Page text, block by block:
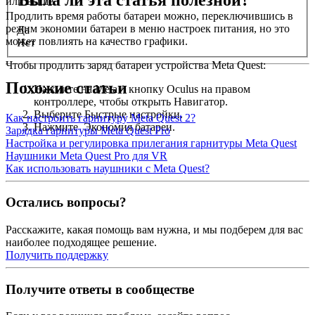
Продлить время работы батареи можно, переключившись в
режим экономии батареи в меню настроек питания, но это
может повлиять на качество графики.
Чтобы продлить заряд батареи устройства Meta Quest:
Нажмите наMeta/кнопку Oculus на правом
контроллере, чтобы открыть Навигатор.
ВыберитеБыстрые настройки.
НажмитеЭкономия батареи.
Да
Нет
Похожие статьи
Как настроить гарнитуру Meta Quest 2?
Зарядка гарнитуры Meta Quest Pro
Настройка и регулировка прилегания гарнитуры Meta Quest
Наушники Meta Quest Pro для VR
Как использовать наушники с Meta Quest?
Остались вопросы?
Расскажите, какая помощь вам нужна, и мы подберем для вас
наиболее подходящее решение.
Получить поддержку
Получите ответы в сообществе